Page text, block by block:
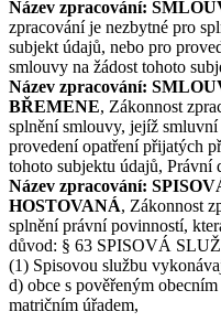
Název zpracování:
zpracování je nezbytné pro
subjekt údajů, nebo pro
smlouvy na žádost tohoto
Název zpracování:
BŘEMENE, Zákonnost
splnění smlouvy, jejíž
provedení opatření přijatých
tohoto subjektu údajů, Právní
Název zpracování:
HOSTOVANÁ, Zákonnost
splnění právní povinností,
důvod: § 63 SPISOVÁ
(1) Spisovou službu
d) obce s pověřeným
matričním úřadem,